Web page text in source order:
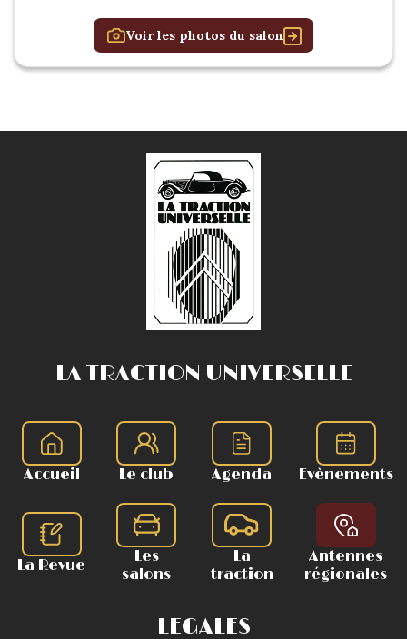
Voir les photos du salon
LA TRACTION UNIVERSELLE
Accueil Le club Agenda Evènements
La Revue
Les
salons
La
traction
Antennes
régionales
LEGALES